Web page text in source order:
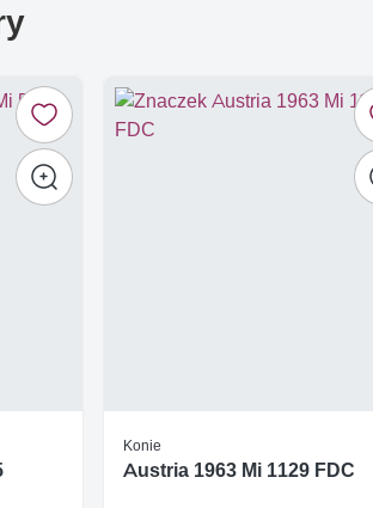
Konie
Austria 1963 Mi 1129 FDC